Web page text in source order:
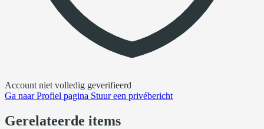
Account niet volledig geverifieerd
Ga naarProfiel pagina Stuur een privébericht
Gerelateerde items